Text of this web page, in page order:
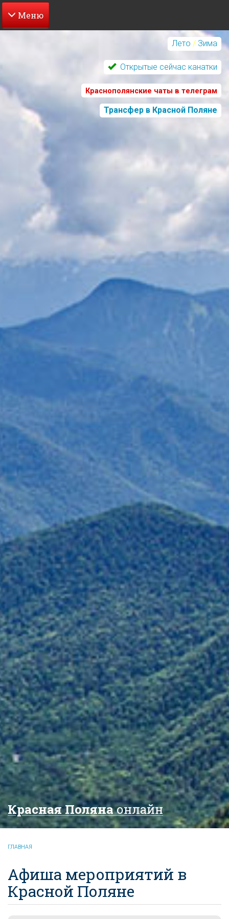
Перейти
содержанию
Лето / Зима
Открытые сейчас канатки
Краснополянские чаты в телеграм
Трансфер в Красной Поляне
Красная Полянаонлайн
ГЛАВНАЯ
Афиша мероприятий в
Красной Поляне